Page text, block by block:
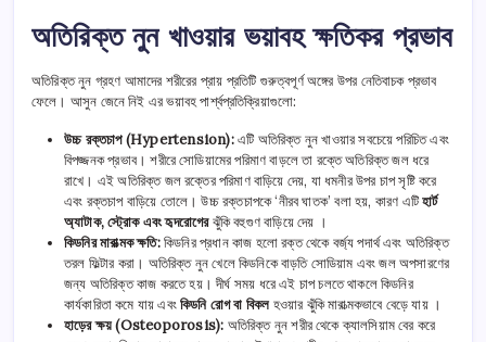
অতিরিক্ত নুন খাওয়ার ভয়াবহ ক্ষতিকর প্রভাব
অতিরিক্ত নুন গ্রহণ আমাদের শরীরের প্রায় প্রতিটি গুরুত্বপূর্ণ অঙ্গের উপর নেতিবাচক প্রভাব
ফেলে। আসুন জেনে নিই এর ভয়াবহ পার্শ্বপ্রতিক্রিয়াগুলো:
উচ্চ রক্তচাপ (Hypertension):এটি অতিরিক্ত নুন খাওয়ার সবচেয়ে পরিচিত এবং
বিপজ্জনক প্রভাব। শরীরে সোডিয়ামের পরিমাণ বাড়লে তা রক্তে অতিরিক্ত জল ধরে
রাখে। এই অতিরিক্ত জল রক্তের পরিমাণ বাড়িয়ে দেয়, যা ধমনীর উপর চাপ সৃষ্টি করে
এবং রক্তচাপ বাড়িয়ে তোলে। উচ্চ রক্তচাপকে ‘নীরব ঘাতক’ বলা হয়, কারণ এটিহার্ট
অ্যাটাক, স্ট্রোক এবং হৃদরোগেরঝুঁকি বহুগুণ বাড়িয়ে দেয় ।
কিডনির মারাত্মক ক্ষতি:কিডনির প্রধান কাজ হলো রক্ত থেকে বর্জ্য পদার্থ এবং অতিরিক্ত
তরল ফিল্টার করা। অতিরিক্ত নুন খেলে কিডনিকে বাড়তি সোডিয়াম এবং জল অপসারণের
জন্য অতিরিক্ত কাজ করতে হয়। দীর্ঘ সময় ধরে এই চাপ চলতে থাকলে কিডনির
কার্যকারিতা কমে যায় এবংকিডনি রোগ বা বিকলহওয়ার ঝুঁকি মারাত্মকভাবে বেড়ে যায় ।
হাড়ের ক্ষয় (Osteoporosis): অতিরিক্ত নুন শরীর থেকে ক্যালসিয়াম বের করে